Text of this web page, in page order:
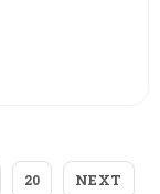
20 NEXT